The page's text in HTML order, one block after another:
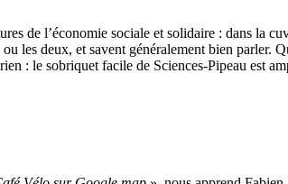
de l’économie sociale et solidaire : dans la
les deux, et savent généralement bien parler.
: le sobriquet facile de Sciences-Pipeau est